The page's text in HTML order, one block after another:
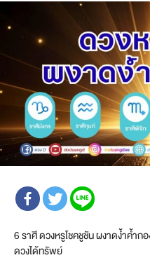
6 ราศี ดวงหรูโชคชูชัน ผงาดง้ำค้ำกอ
ดวงได้ทรัพย์